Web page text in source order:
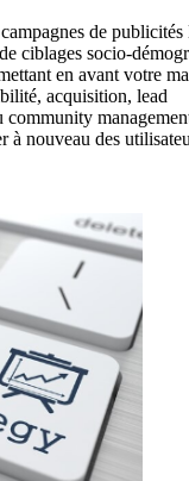
de publicités
ciblages socio-
en avant votre
acquisition, lead
à nouveau des